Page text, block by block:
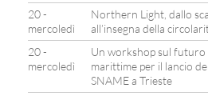
20 -
mercoledì
Northern Light, dallo
all’insegna della
20 -
mercoledì
Un workshop sul futuro
marittime per il lancio
SNAME a Trieste